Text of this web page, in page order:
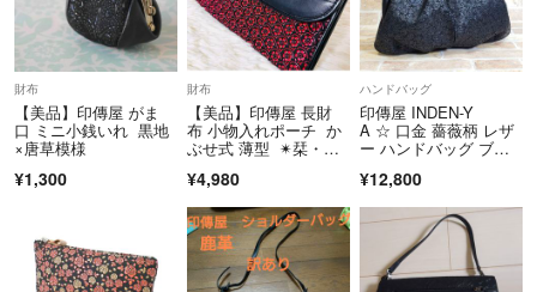
財布
【美品】印傳屋 がま
口 ミニ小銭いれ 黒地
×唐草模様
¥1,300
財布
【美品】印傳屋 長財
布 小物入れポーチ か
ぶせ式 薄型 ✴︎栞・箱
¥4,980
ハンドバッグ
印傳屋 INDEN-Y
A ☆ 口金 薔薇柄 レザ
ー ハンドバッグ ブラ
ヤ
¥12,800